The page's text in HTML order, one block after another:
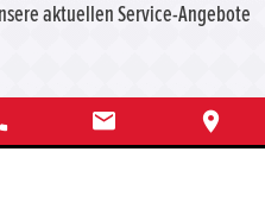
aktuellen Service-Angebote